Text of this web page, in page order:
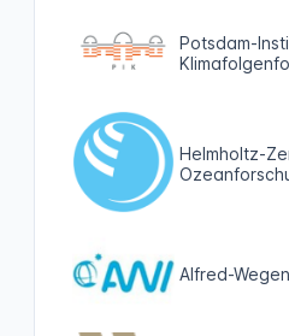
Potsdam-
Helmholtz-
Alfred-